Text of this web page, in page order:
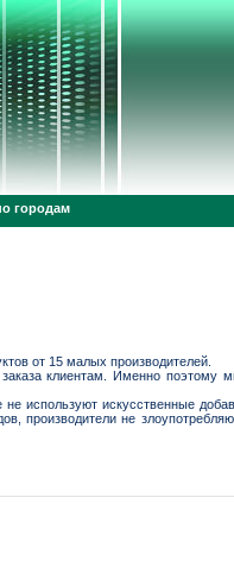
городам
от 15 малых производителей.
заказа клиентам. Именно поэтому
используют искусственные
производители не